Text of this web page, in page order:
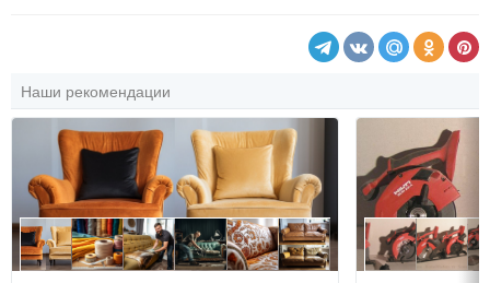
Наши рекомендации